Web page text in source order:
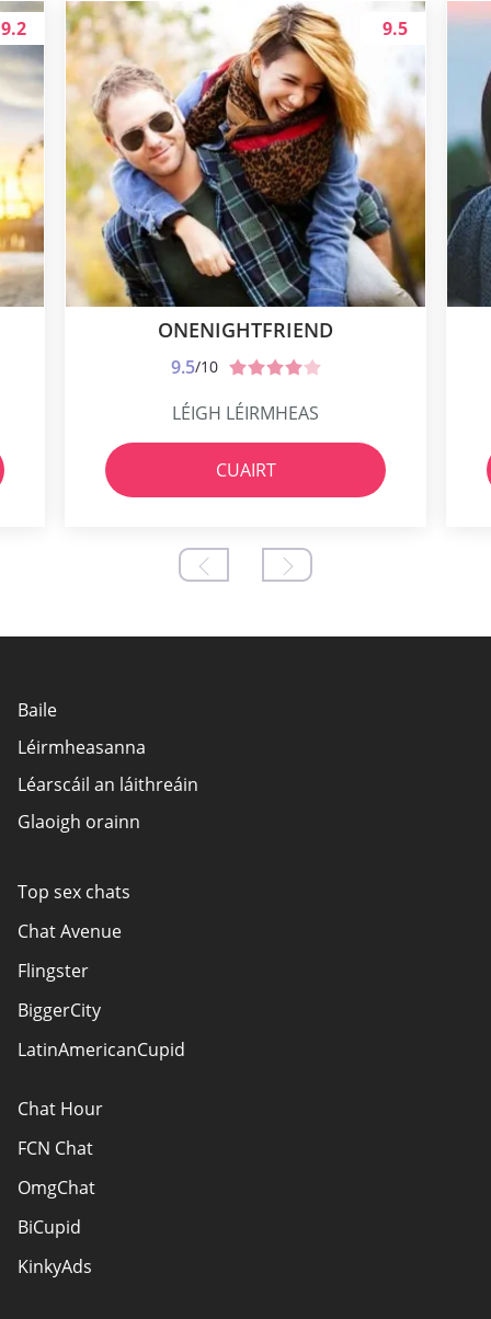
9.2
ONENIGHTFRIEND
9.5/10
9.5
LÉIGH LÉIRMHEAS
CUAIRT
Baile
Léirmheasanna
Léarscáil an láithreáin
Glaoigh orainn
Top sex chats
Chat Avenue
Flingster
BiggerCity
LatinAmericanCupid
Chat Hour
FCN Chat
OmgChat
BiCupid
KinkyAds